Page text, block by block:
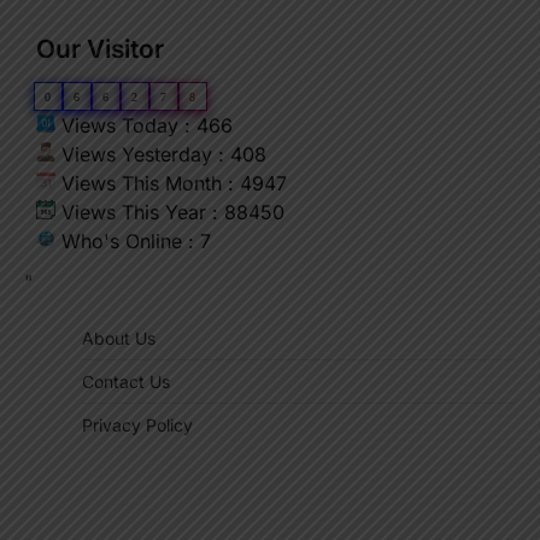
Our Visitor
0 6 6 2 7 8
Views Today : 466
Views Yesterday : 408
Views This Month : 4947
Views This Year : 88450
Who's Online : 7
"
About Us
Contact Us
Privacy Policy